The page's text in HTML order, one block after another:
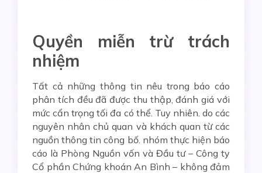
Quyền miễn trừ trách
nhiệm
Tất cả những thông tin nêu trong báo cáo
phân tích đều đã được thu thập, đánh giá với
mức cẩn trọng tối đa có thể. Tuy nhiên. do các
nguyên nhân chủ quan và khách quan từ các
nguồn thông tin công bố. nhóm thực hiện báo
cáo là Phòng Nguồn vốn và Đầu tư – Công ty
Cổ phần Chứng khoán An Bình – không đảm